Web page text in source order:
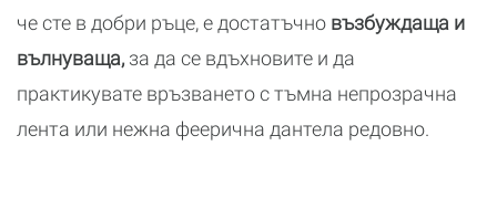
че сте в добри ръце, е достатъчно възбуждаща и
вълнуваща,за да се вдъхновите и да
практикувате връзването с тъмна непрозрачна
лента или нежна феерична дантела редовно.